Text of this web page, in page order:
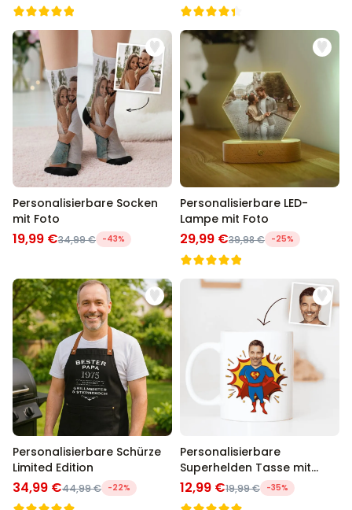
Personalisierbare Socken
mit Foto
19,99 €34,99 € -43%
Personalisierbare LED-
Lampe mit Foto
29,99 €39,98 € -25%
Personalisierbare Schürze
Limited Edition
34,99 €44,99 € -22%
Personalisierbare
Superhelden Tasse mit
Gesicht
12,99 €19,99 € -35%